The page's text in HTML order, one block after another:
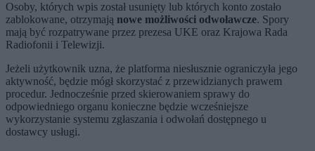
Osoby, których wpis został usunięty lub których konto zostało
zablokowane, otrzymają nowe możliwości odwoławcze. Spory
mają być rozpatrywane przez prezesa UKE oraz Krajowa Rada
Radiofonii i Telewizji.
Jeżeli użytkownik uzna, że platforma niesłusznie ograniczyła jego
aktywność, będzie mógł skorzystać z przewidzianych prawem
procedur. Jednocześnie przed skierowaniem sprawy do
odpowiedniego organu konieczne będzie wcześniejsze
wykorzystanie systemu zgłaszania i odwołań dostępnego u
dostawcy usługi.